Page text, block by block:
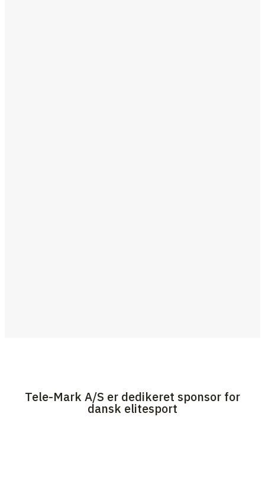
Tele-Mark A/S er dedikeret sponsor for
dansk elitesport